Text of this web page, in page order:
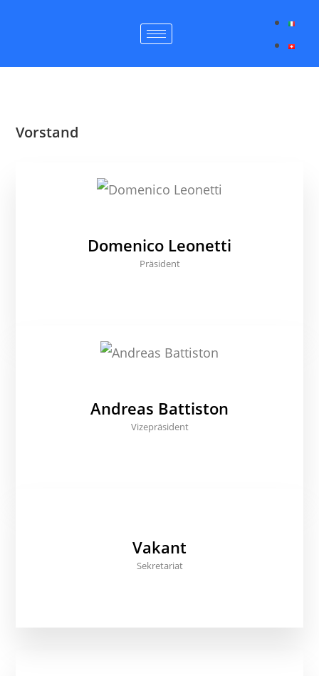
Vorstand
Domenico Leonetti
Präsident
Andreas Battiston
Vizepräsident
Vakant
Sekretariat